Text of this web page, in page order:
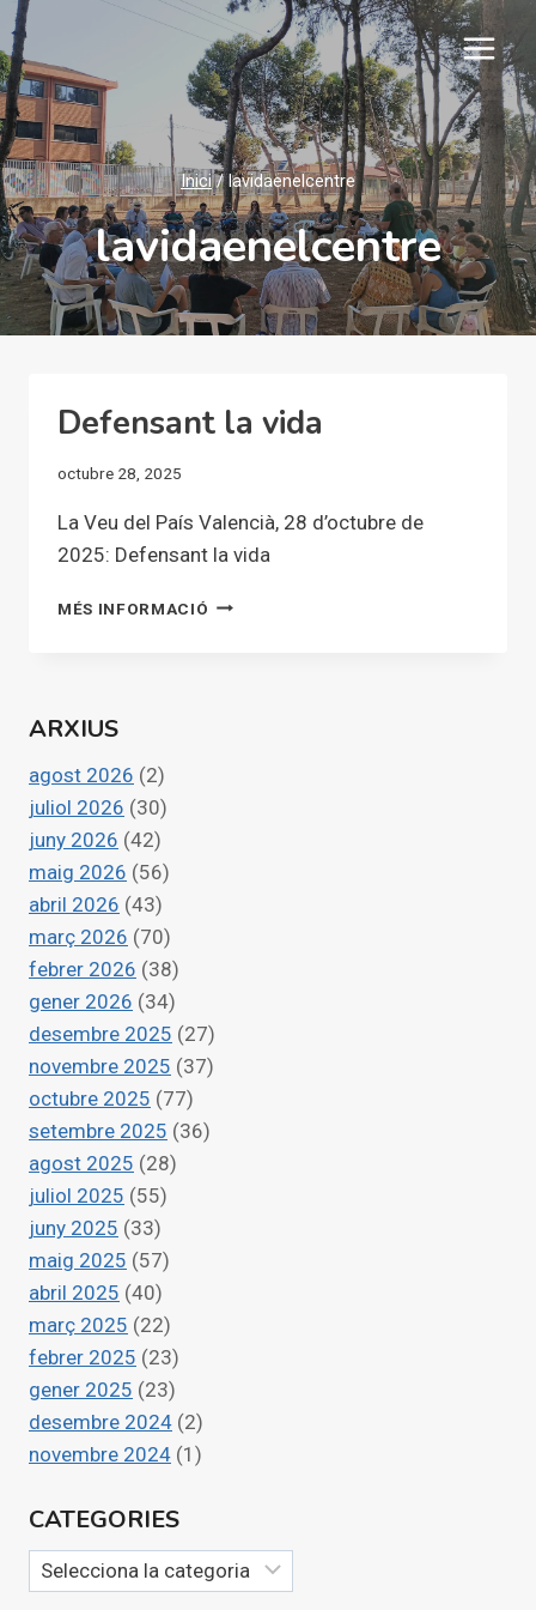
Vés
al
contingut
Inici / lavidaenelcentre
lavidaenelcentre
Defensant la vida
octubre 28, 2025
La Veu del País Valencià, 28 d’octubre de
2025: Defensant la vida
MÉS INFORMACIÓ DEFENSANT
ARXIUS
agost 2026 (2)
juliol 2026 (30)
juny 2026 (42)
maig 2026 (56)
abril 2026 (43)
març 2026 (70)
febrer 2026 (38)
gener 2026 (34)
desembre 2025 (27)
novembre 2025 (37)
octubre 2025 (77)
setembre 2025 (36)
agost 2025 (28)
juliol 2025 (55)
juny 2025 (33)
maig 2025 (57)
abril 2025 (40)
març 2025 (22)
febrer 2025 (23)
gener 2025 (23)
desembre 2024 (2)
novembre 2024 (1)
CATEGORIES
Categories